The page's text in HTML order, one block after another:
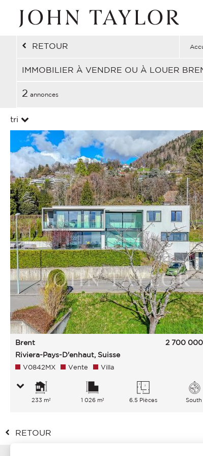
RETOUR
IMMOBILIER À VENDRE OU À LOUER
2 annonces
tri
Brent
Riviera-Pays-D'enhaut, Suisse
2 700 000
V0842MX Vente Villa
233 m² 1 026 m² 6.5 Pièces South
RETOUR